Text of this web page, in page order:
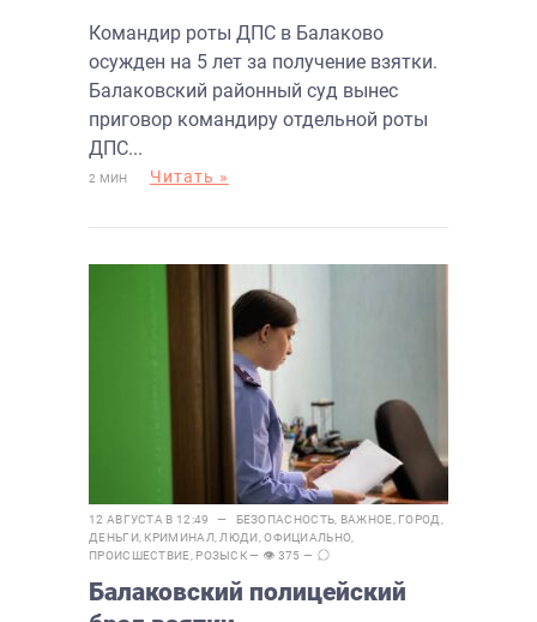
Командир роты ДПС в Балаково
осужден на 5 лет за получение взятки.
Балаковский районный суд вынес
приговор командиру отдельной роты
ДПС...
2 МИН Читать »
12 АВГУСТА В 12:49 — БЕЗОПАСНОСТЬ ВАЖНОЕ ГОРОД
ДЕНЬГИ, КРИМИНАЛ ЛЮДИ ,ОФИЦИАЛЬНО
ПРОИСШЕСТВИЕ РОЗЫСК— 👁 375 —
Балаковский полицейский